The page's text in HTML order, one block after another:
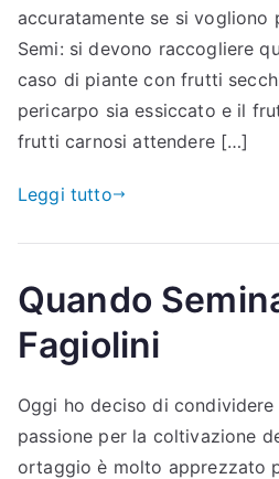
accuratamente se si vogliono
Semi: si devono raccogliere
caso di piante con frutti
pericarpo sia essiccato e il
frutti carnosi attendere […]
Leggi tutto
Quando
Fagiolini
Oggi ho deciso di
passione per la coltivazione
ortaggio è molto apprezzato